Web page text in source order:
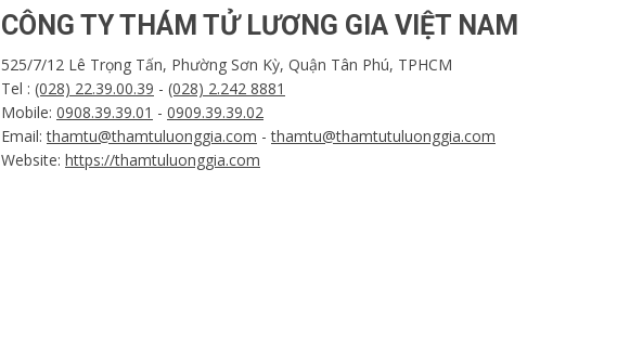
CÔNG TY THÁM TỬ LƯƠNG GIA VIỆT NAM
525/7/12 Lê Trọng Tấn, Phường Sơn Kỳ, Quận Tân Phú, TPHCM
Tel : (028) 22.39.00.39 - (028) 2.242 8881
Mobile: 0908.39.39.01 - 0909.39.39.02
Email:thamtu@thamtuluonggia.com -thamtu@thamtutuluonggia.com
Website: https://thamtuluonggia.com